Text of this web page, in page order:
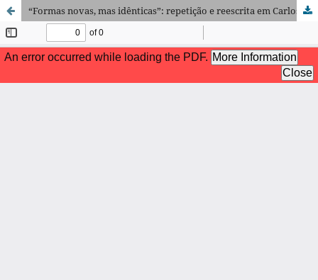
“Formas novas, mas idênticas”: repetição e reescrita em Carlos de Oliveira